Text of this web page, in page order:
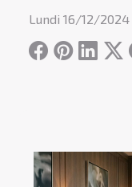
Lundi 16/12/2024